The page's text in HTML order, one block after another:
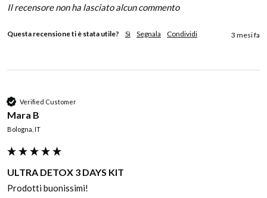
Il recensore non ha lasciato alcun commento
Questa recensione ti è stata utile? Sì Segnala Condividi 3 mesi fa
Verified Customer
Mara B
Bologna, IT
ULTRA DETOX 3 DAYS KIT
Prodotti buonissimi!